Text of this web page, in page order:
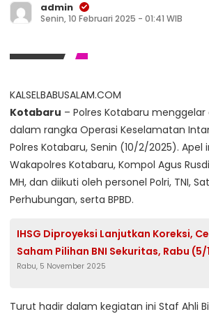
admin
Senin, 10 Februari 2025 - 01:41 WIB
KALSELBABUSALAM.COM
Kotabaru – Polres Kotabaru menggelar
dalam rangka Operasi Keselamatan
Polres Kotabaru, Senin (10/2/2025). Apel
Wakapolres Kotabaru, Kompol Agus Rusdi
MH, dan diikuti oleh personel Polri, TNI,
Perhubungan, serta BPBD.
IHSG Diproyeksi Lanjutkan Koreksi,
Saham Pilihan BNI Sekuritas, Rabu (5/
Rabu, 5 November 2025
Turut hadir dalam kegiatan ini Staf Ahli